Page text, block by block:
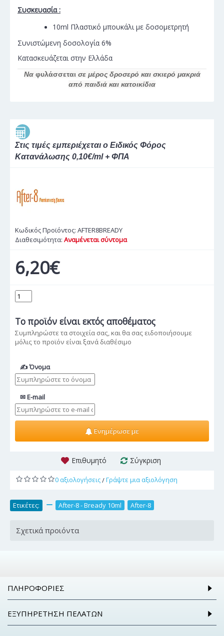
Συσκευασία :
10ml Πλαστικό μπουκάλι με δοσομετρητή
Συνιστώμενη δοσολογία 6%
Κατασκευάζεται στην Ελλάδα
Να φυλάσσεται σε μέρος δροσερό και σκιερό μακριά
από παιδιά και κατοικίδια
Στις τιμές εμπεριέχεται ο Ειδικός Φόρος
Κατανάλωσης 0,10€/ml + ΦΠΑ
Κωδικός Προϊόντος: AFTER8BREADY
Διαθεσιμότητα: Αναμένεται σύντομα
6,20€
Το προϊόν είναι εκτός αποθέματος
Συμπληρώστε τα στοιχεία σας, και θα σας ειδοποιήσουμε
μόλις το προϊόν είναι ξανά διαθέσιμο
✍ Όνομα
✉ E-mail
Ενημέρωσε με
Επιθυμητό Σύγκριση
0 αξιολογήσεις/Γράψτε μια αξιολόγηση
Ετικέτες: After-8 - Bready 10ml After-8
Σχετικά προιόντα
ΠΛΗΡΟΦΟΡΊΕΣ
ΕΞΥΠΗΡΈΤΗΣΗ ΠΕΛΑΤΏΝ